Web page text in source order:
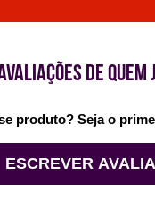
DE QUEM
produto? Seja o
ESCREVER